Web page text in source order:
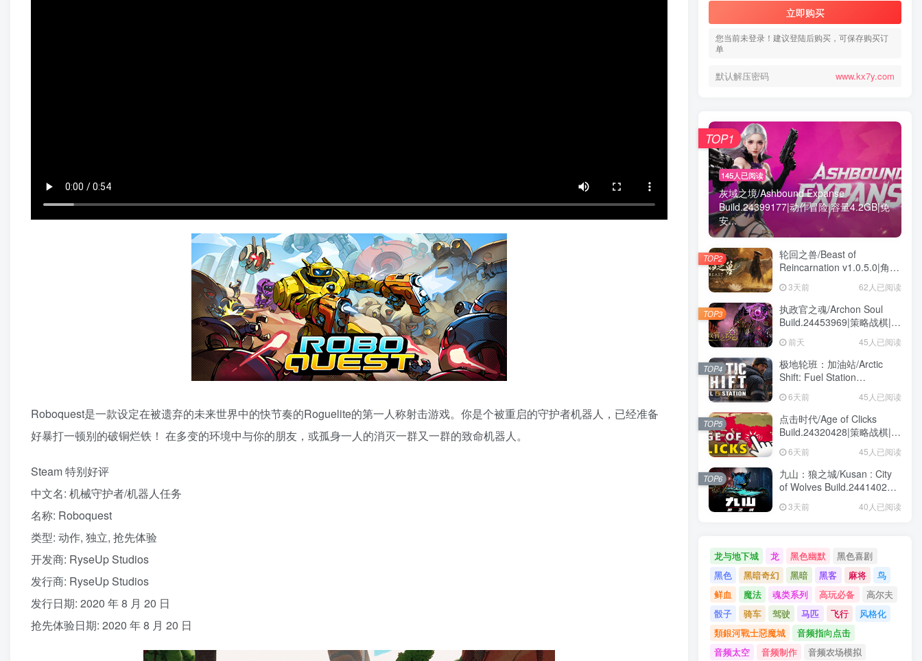
Roboquest是一款设定在被遗弃的未来世界中的快节奏的Roguelite的第一人称射击游戏。你是个被重启的守护者机器人，已经准备
好暴打一顿别的破铜烂铁！ 在多变的环境中与你的朋友，或孤身一人的消灭一群又一群的致命机器人。
Steam 特别好评
中文名: 机械守护者/机器人任务
名称: Roboquest
类型: 动作, 独立, 抢先体验
开发商: RyseUp Studios
发行商: RyseUp Studios
发行日期: 2020 年 8 月 20 日
抢先体验日期: 2020 年 8 月 20 日
立即购买
您当前未登录！建议登陆后购买，可保存购买订
单
默认解压密码 www.kx7y.com
145人已阅读
灰域之境/Ashbound Expanse
Build.24399177|动作冒险|容量4.2GB|免
安...
TOP1
轮回之兽/Beast of
Reincarnation v1.0.5.0|角色
色中文版
3天前 62人已阅读
TOP2
执政官之魂/Archon Soul
Build.24453969|策略战棋|容
量3GB|免安装绿色中文版
前天 45人已阅读
TOP3
极地轮班：加油站/Arctic
Shift: Fuel Station
Build.24404863|模拟经营|容
量8GB|免安装绿色中文版
6天前 45人已阅读
TOP4
点击时代/Age of Clicks
Build.24320428|策略战棋|容
量595MB|免安装绿色中文版
6天前 45人已阅读
TOP5
九山：狼之城/Kusan : City
of Wolves Build.24414028|
动作冒险|容量1.6GB|免安装
绿色中文版
3天前 40人已阅读
TOP6
龙与地下城 龙 黑色幽默
黑色喜剧
黑色
黑暗奇幻 黑暗 黑客 麻将
鸟
鲜血
魔法 魂类系列 高玩必备
高尔夫
骰子
骑车 驾驶 马匹 飞行
风格化
類銀河戰士惡魔城
音频指向点击
音频太空
音频制作
音频农场模拟